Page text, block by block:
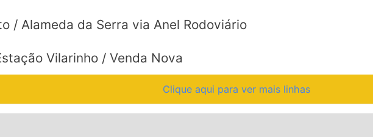
/ Alameda da Serra via Anel Rodoviário
Vilarinho / Venda Nova
Clique aqui para ver mais linhas